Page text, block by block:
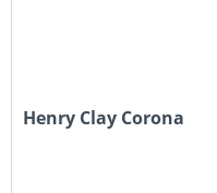
Henry Clay Corona